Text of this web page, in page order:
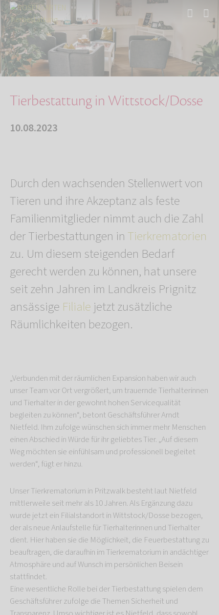
Start Über uns Aktuelles Tierbestattung in Wittstock/Dosse
Tierbestattung in Wittstock/Dosse
10.08.2023
Durch den wachsenden Stellenwert von
Tieren und ihre Akzeptanz als feste
Familienmitglieder nimmt auch die Zahl
der Tierbestattungen in Tierkrematorien
zu. Um diesem steigenden Bedarf
gerecht werden zu können, hat unsere
seit zehn Jahren im Landkreis Prignitz
ansässige Filiale jetzt zusätzliche
Räumlichkeiten bezogen.
„Verbunden mit der räumlichen Expansion haben wir auch
unser Team vor Ort vergrößert, um trauernde Tierhalterinnen
und Tierhalter in der gewohnt hohen Servicequalität
begleiten zu können“, betont Geschäftsführer Arndt
Nietfeld. Ihm zufolge wünschen sich immer mehr Menschen
einen Abschied in Würde für ihr geliebtes Tier. „Auf diesem
Weg möchten sie einfühlsam und professionell begleitet
werden“, fügt er hinzu.
Unser Tierkrematorium in Pritzwalk besteht laut Nietfeld
mittlerweile seit mehr als 10 Jahren. Als Ergänzung dazu
wurde jetzt ein Filialstandort in Wittstock/Dosse bezogen,
der als neue Anlaufstelle für Tierhalterinnen und Tierhalter
dient. Hier haben sie die Möglichkeit, die Feuerbestattung zu
beauftragen, die daraufhin im Tierkrematorium in andächtiger
Atmosphäre und auf Wunsch im persönlichen Beisein
stattfindet.
Eine wesentliche Rolle bei der Tierbestattung spielen dem
Geschäftsführer zufolge die Themen Sicherheit und